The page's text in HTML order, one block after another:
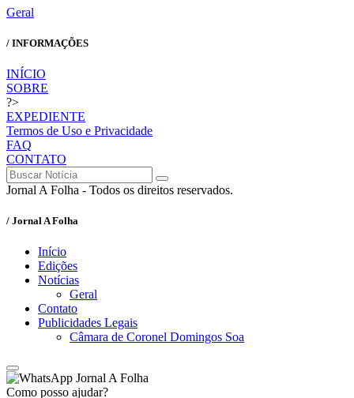
Geral
/ INFORMAÇÕES
INÍCIO
SOBRE
?>
EXPEDIENTE
Termos de Uso e Privacidade
FAQ
CONTATO
Jornal A Folha - Todos os direitos reservados.
/ Jornal A Folha
Início
Edições
Notícias
Geral
Contato
Publicidades Legais
Câmara de Coronel Domingos Soa
Jornal A Folha
Como posso ajudar?